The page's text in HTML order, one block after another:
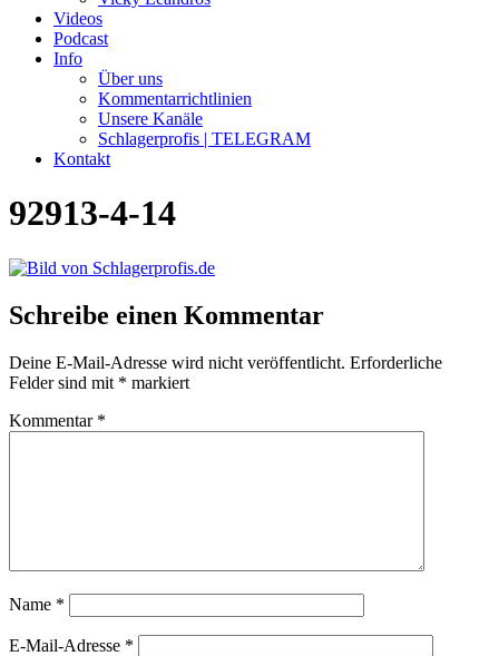
Videos
Podcast
Info
Über uns
Kommentarrichtlinien
Unsere Kanäle
Schlagerprofis | TELEGRAM
Kontakt
92913-4-14
Schreibe einen Kommentar
Deine E-Mail-Adresse wird nicht veröffentlicht. Erforderliche
Felder sind mit * markiert
Kommentar *
Name *
E-Mail-Adresse *